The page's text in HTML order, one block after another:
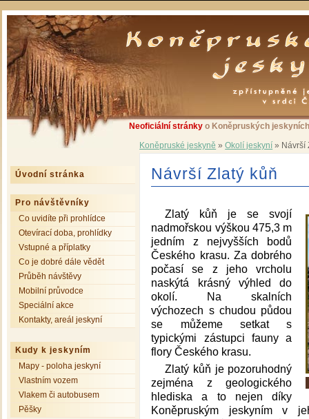
Neoficiální stránky o Koněpruských
Koněpruské jeskyně »Okolí jeskyní » Návrší
Návrší Zlatý kůň
Zlatý kůň je se svojí
nadmořskou výškou 475,3 m
jedním z nejvyšších bodů
Českého krasu. Za dobrého
počasí se z jeho vrcholu
naskýtá krásný výhled do
okolí. Na skalních
výchozech s chudou půdou
se můžeme setkat s
typickými zástupci fauny a
flory Českého krasu.
Zlatý kůň je pozoruhodný
zejména z geologického
hlediska a to nejen díky
Koněpruským jeskyním v
Úvodní stránka
Pro návštěvníky
Co uvidíte při prohlídce
Otevírací doba, prohlídky
Vstupné a příplatky
Co je dobré dále vědět
Průběh návštěvy
Mobilní průvodce
Speciální akce
Kontakty, areál jeskyní
Kudy k jeskyním
Mapy - poloha jeskyní
Vlastním vozem
Vlakem či autobusem
Pěšky